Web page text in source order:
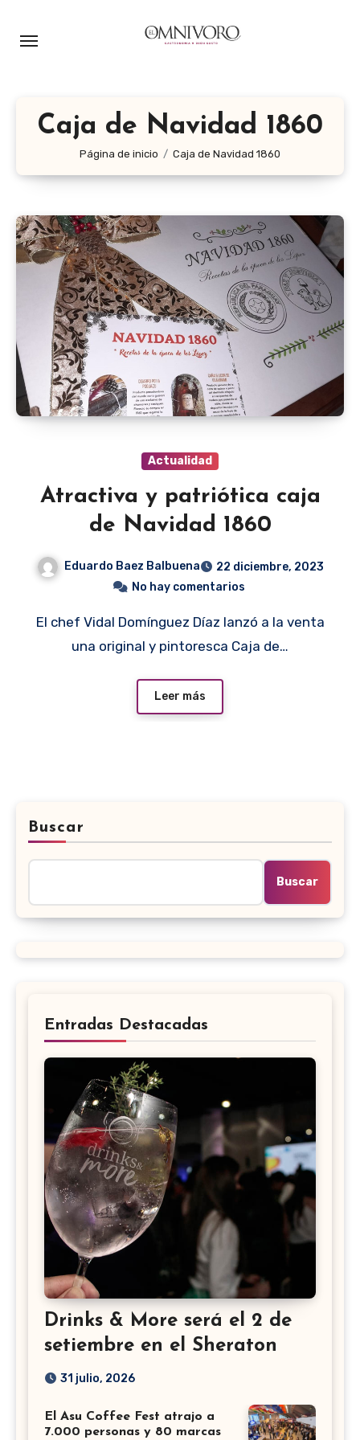
Caja de Navidad 1860
Página de inicio Caja de Navidad 1860
Actualidad
Atractiva y patriótica caja
de Navidad 1860
Eduardo Baez Balbuena
22 diciembre, 2023
No hay comentarios
El chef Vidal Domínguez Díaz lanzó a la venta
una original y pintoresca Caja de…
Leer más
Buscar
Buscar
Entradas Destacadas
Drinks & More será el 2 de
setiembre en el Sheraton
31 julio, 2026
El Asu Coffee Fest atrajo a
7.000 personas y 80 marcas